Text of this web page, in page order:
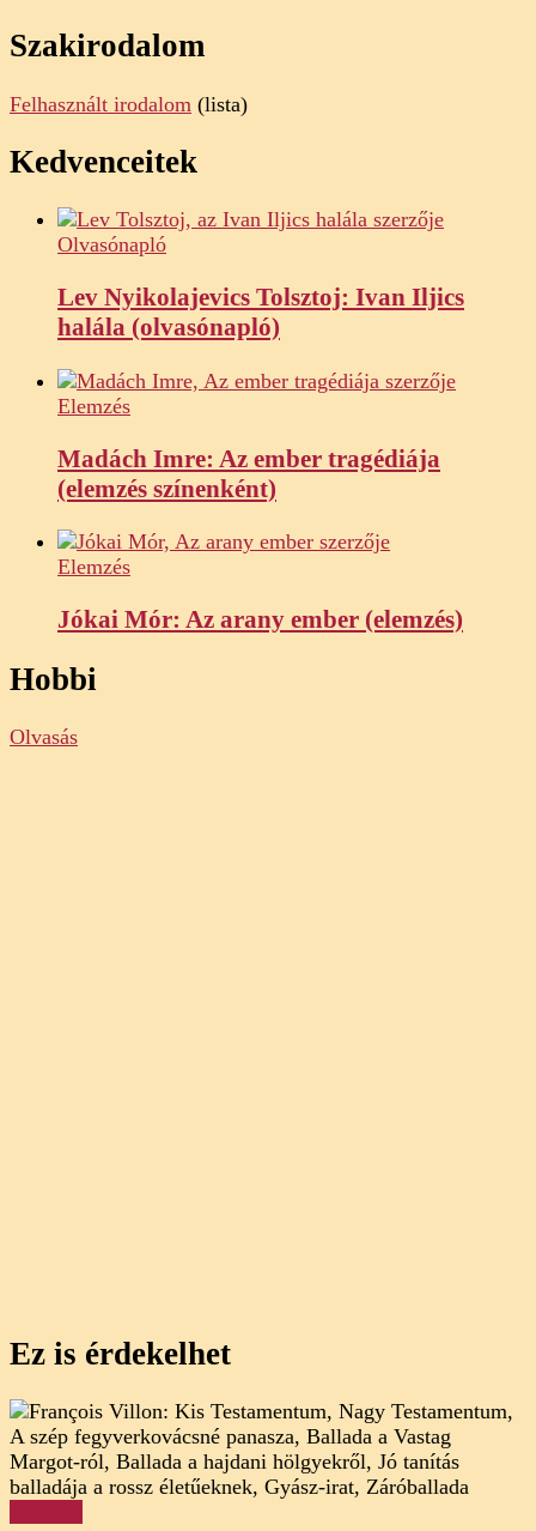
Szakirodalom
Felhasznált irodalom (lista)
Kedvenceitek
Olvasónapló
Lev Nyikolajevics Tolsztoj: Ivan Iljics
halála (olvasónapló)
Elemzés
Madách Imre: Az ember tragédiája
(elemzés színenként)
Elemzés
Jókai Mór: Az arany ember (elemzés)
Hobbi
Olvasás
Ez is érdekelhet